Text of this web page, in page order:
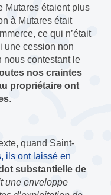
Mutares étaient plus
à Mutares était
ce qui n’était
une cession non
nous contestant le
nos craintes
propriétaire ont
.
quand Saint-
ils ont laissé en
substantielle de
une enveloppe